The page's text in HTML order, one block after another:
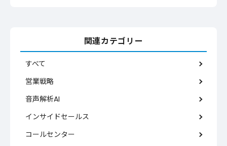
関連カテゴリー
すべて
営業戦略
音声解析AI
インサイドセールス
コールセンター